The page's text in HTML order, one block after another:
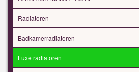
Radiatoren
Badkamerradiatoren
Luxe radiatoren